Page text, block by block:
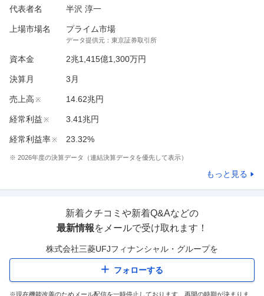
代表者名 半沢 淳一
上場市場名 プライム市場
データ提供元： 東京証券取引所
資本金 2兆1,415億1,300万円
決算月 3 月
売上高 ※ 14.62兆円
経常利益 ※ 3.41兆円
経常利益率※ 23.32%
※ 2026年度の決算データ（連結決算データを優先して表示）
もっと見る
新着クチコミや新着Q&Aなどの
最新情報をメールで受け取れます！
株式会社三菱UFJフィナンシャル・グループを
フォローする
※現在機能改善のためメール配信を一時停止しております。再開の時期が決まりま